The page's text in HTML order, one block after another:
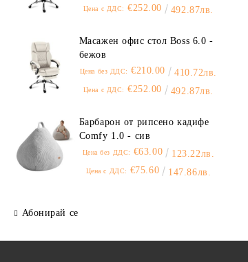
Цена с ДДС: €252.00 492.87лв.
Масажен офис стол Boss 6.0 -
бежов
Цена без ДДС: €210.00 410.72лв.
Цена с ДДС: €252.00 492.87лв.
Барбарон от рипсено кадифе
Comfy 1.0 - сив
Цена без ДДС: €63.00 123.22лв.
Цена с ДДС: €75.60 147.86лв.
Абонирай се